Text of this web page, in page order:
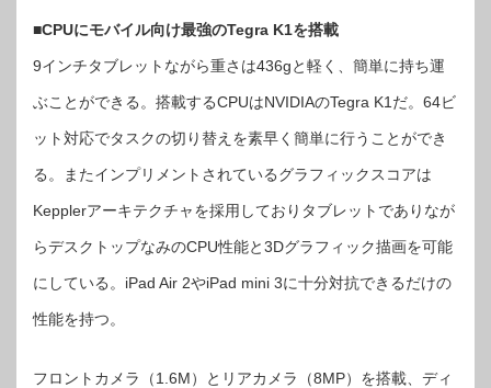
■CPUにモバイル向け最強のTegra K1を搭載
9インチタブレットながら重さは436gと軽く、簡単に持ち運
ぶことができる。搭載するCPUはNVIDIAのTegra K1だ。64ビ
ット対応でタスクの切り替えを素早く簡単に行うことができ
る。またインプリメントされているグラフィックスコアは
Kepplerアーキテクチャを採用しておりタブレットでありなが
らデスクトップなみのCPU性能と3Dグラフィック描画を可能
にしている。iPad Air 2やiPad mini 3に十分対抗できるだけの
性能を持つ。
フロントカメラ（1.6M）とリアカメラ（8MP）を搭載、ディ